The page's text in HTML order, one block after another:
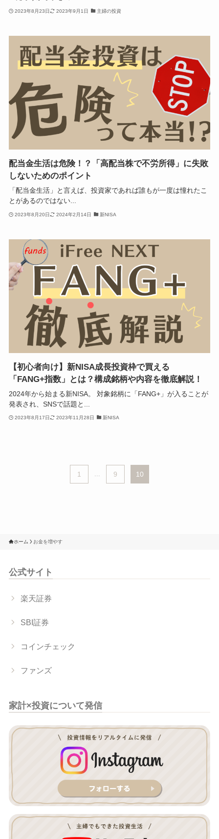
2023年8月23日 2023年9月1日 主婦の投資
配当金生活は危険！？「高配当株で不労所得」に失敗
しないためのポイント
「配当金生活」と言えば、投資家であれば誰もが一度は憧れたこ
とがあるのではない...
2023年8月20日 2024年2月14日 新NISA
【初心者向け】新NISA成長投資枠で買える
「FANG+指数」とは？構成銘柄や内容を徹底解説！
2024年から始まる新NISA。 対象銘柄に「FANG+」が入ることが
発表され、SNSで話題と...
2023年8月17日 2023年11月28日 新NISA
1 9 10
ホーム お金を増やす
公式サイト
楽天証券
SBI証券
コインチェック
ファンズ
家計×投資について発信